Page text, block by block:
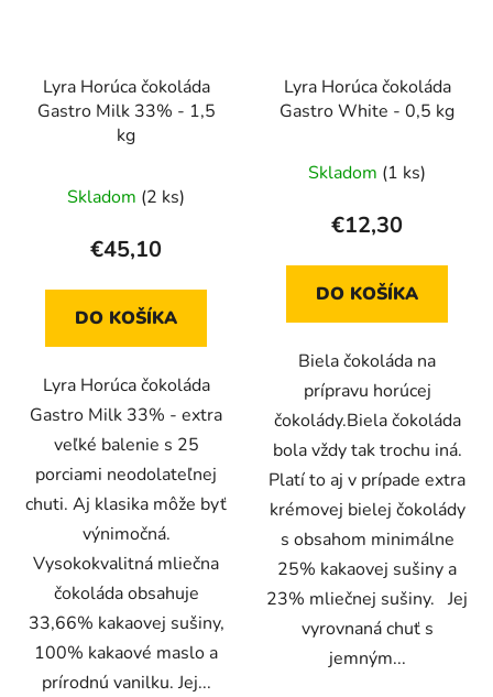
Lyra Horúca čokoláda
Gastro Milk 33% - 1,5
kg
Skladom (2 ks)
€45,10
DO KOŠÍKA
Lyra Horúca čokoláda
Gastro Milk 33% - extra
veľké balenie s 25
porciami neodolateľnej
chuti. Aj klasika môže byť
výnimočná.
Vysokokvalitná mliečna
čokoláda obsahuje
33,66% kakaovej sušiny,
100% kakaové maslo a
prírodnú vanilku. Jej...
Lyra Horúca čokoláda
Gastro White - 0,5 kg
Skladom (1 ks)
€12,30
DO KOŠÍKA
Biela čokoláda na
prípravu horúcej
čokolády.Biela čokoláda
bola vždy tak trochu iná.
Platí to aj v prípade extra
krémovej bielej čokolády
s obsahom minimálne
25% kakaovej sušiny a
23% mliečnej sušiny. Jej
vyrovnaná chuť s
jemným...